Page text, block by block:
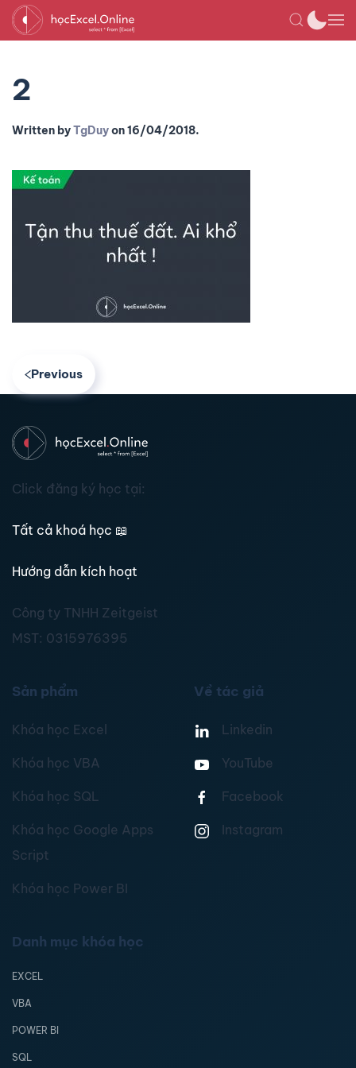
2
Written byTgDuyon16/04/2018.
Previous
Click đăng ký học tại:
Tất cả khoá học 📖
Hướng dẫn kích hoạt
Công ty TNHH Zeitgeist
MST: 0315976395
Sản phẩm
Khóa học Excel
Khóa học VBA
Khóa học SQL
Khóa học Google Apps
Script
Khóa học Power BI
Về tác giả
Linkedin
YouTube
Facebook
Instagram
Danh mục khóa học
EXCEL
VBA
POWER BI
SQL